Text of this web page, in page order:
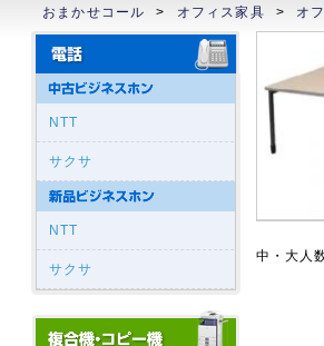
おまかせコール > オフィス家具 > オ
NTT
サクサ
NTT
サクサ
中・大人